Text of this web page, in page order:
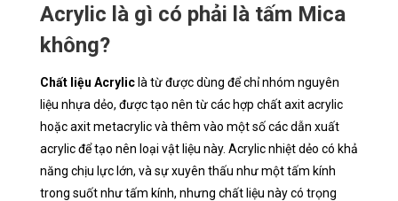
Acrylic là gì có phải là tấm Mica
không?
Chất liệu Acryliclà từ được dùng để chỉ nhóm nguyên
liệu nhựa dẻo, được tạo nên từ các hợp chất axit acrylic
hoặc axit metacrylic và thêm vào một số các dẫn xuất
acrylic để tạo nên loại vật liệu này. Acrylic nhiệt dẻo có khả
năng chịu lực lớn, và sự xuyên thấu như một tấm kính
trong suốt như tấm kính, nhưng chất liệu này có trọng